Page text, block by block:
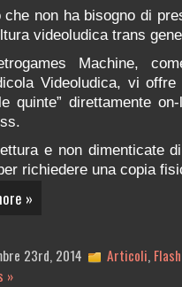
che non ha bisogno di
videoludica trans
Machine,
Videoludica, vi
quinte” direttamente
e non dimenticate
richiedere una copia
»
23rd, 2014 Articoli, Flash
»